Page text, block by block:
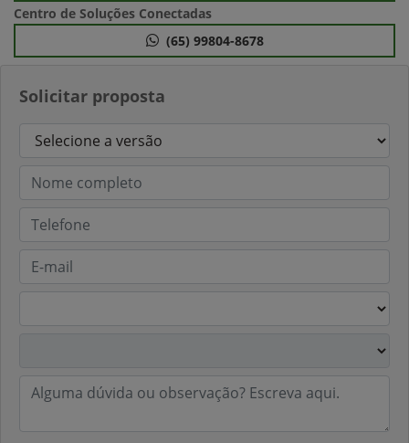
Solicitar proposta
Centro de Soluções Conectadas
(65) 99804-8678